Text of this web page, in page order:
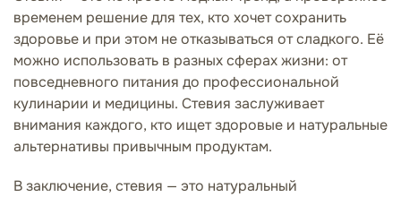
временем решение для тех, кто хочет сохранить
здоровье и при этом не отказываться от сладкого. Её
можно использовать в разных сферах жизни: от
повседневного питания до профессиональной
кулинарии и медицины. Стевия заслуживает
внимания каждого, кто ищет здоровые и натуральные
альтернативы привычным продуктам.
В заключение, стевия — это натуральный